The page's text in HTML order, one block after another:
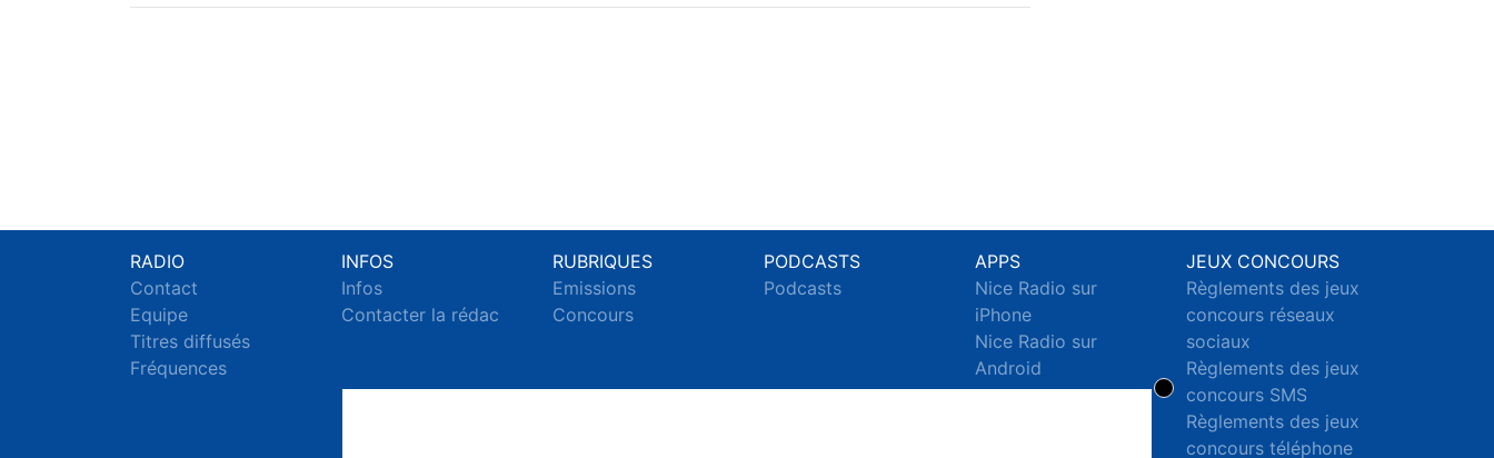
RADIO
Contact
Equipe
Titres diffusés
Fréquences
INFOS
Infos
Contacter la rédac
RUBRIQUES
Emissions
Concours
PODCASTS
Podcasts
APPS
Nice Radio sur
iPhone
Nice Radio sur
Android
JEUX CONCOURS
Règlements des jeux
concours réseaux
sociaux
Règlements des jeux
concours SMS
Règlements des jeux
concours téléphone